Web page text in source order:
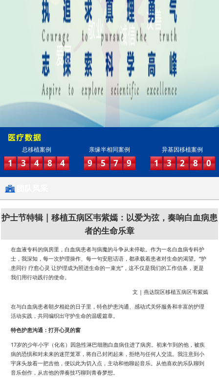
总移植案例
1 3 4 8 4
亲缘半相同案例
9 5 7 9
异基因移植案例
1 3 2 8 0
护士节特辑 | 移植五病区韦紫嫣：以爱为弦，奏响白血病患
者的生命乐章
在血液专科的病房里，白血病患者与病魔的斗争从未停歇。作为一名白血病专科护
士，我深知，每一次护理操作、每一句安慰话语，都承载着患者对生命的渴望。“护
患同行 疗愈心灵 让护理成为照进生命的一束光”，这不仅是我们的工作信条，更是
我们用行动践行的使命。
文 | 燕达院区移植五病区韦紫嫣
在与白血病患者朝夕相处的日子里，特色护患沟通、感动式关怀服务和丰富的护理
活动实践，共同编织出守护生命的温暖篇章。
特色护患沟通：打开心灵的窗
17岁的少年小宇（化名）因急性淋巴细胞白血病住进了病房。初来乍到的他，被疾
病的恐惧和对未来的迷茫笼罩，将自己封闭起来，拒绝与任何人交流。我注意到小
宇床头放着一把吉他，便以此为切入点，主动和他聊起音乐。从他喜欢的乐队聊到
音乐创作，从吉他的弹奏技巧聊到青春梦想。